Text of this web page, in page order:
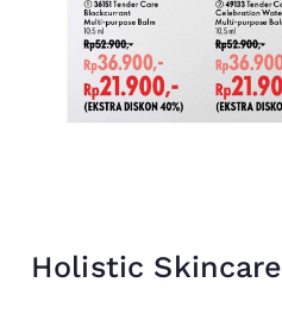
Holistic Skincare